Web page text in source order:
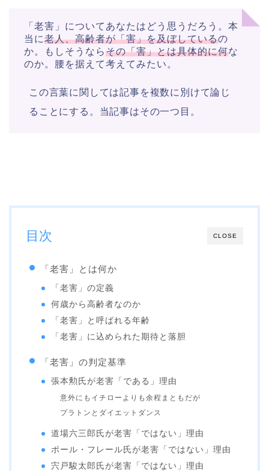
「老害」についてあなたはどう思うだろう。本
当に老人、高齢者が「害」を及ぼしているの
か。もしそうならその「害」とは具体的に何な
のか。腰を据えて考えてみたい。
この言葉に関しては記事を複数に別けて論じ
ることにする。当記事はその一つ目。
CLOSE
目次
「老害」とは何か
「老害」の定義
何歳から高齢者なのか
「老害」と呼ばれる年齢
「老害」に込められた期待と落胆
「老害」の判定基準
張本勲氏が老害「である」理由
意外にもイチローよりも余程まともだが
プラトンとダイエットダンス
道場六三郎氏が老害「ではない」理由
ポール・フレール氏が老害「ではない」理由
宍戸駿太郎氏が老害「ではない」理由